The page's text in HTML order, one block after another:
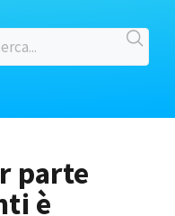
parte
è